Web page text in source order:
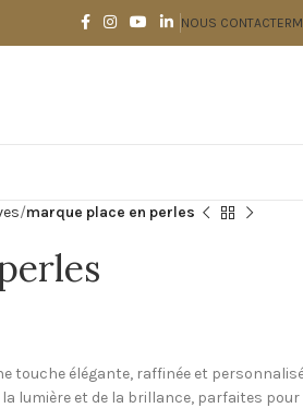
NOUS CONTACTER
marque place en perles
touche élégante, raffinée et
lumière et de la brillance, parfaites pour